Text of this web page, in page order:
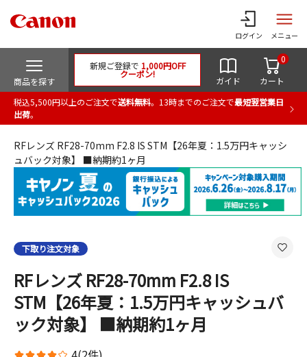
ログイン メニュー
商品を探す
新規ご登録で 1,000円OFF
クーポン!
ガイド カート
0
税込5,500円以上のご注文で送料無料。13時までのご注文で最短翌営業日
出荷。
RFレンズ RF28-70mm F2.8 IS STM【26年夏：1.5万円キャッシ
ュバック対象】 ■納期約1ヶ月
下取り注文対象
RFレンズ RF28-70mm F2.8 IS
STM【26年夏：1.5万円キャッシュバ
ック対象】 ■納期約1ヶ月